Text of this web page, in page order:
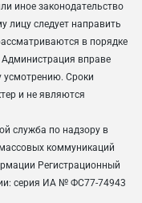
иное законодательство
лицу следует направить
в порядке
вправе
усмотрению. Сроки
и не являются
служба по надзору в
коммуникаций
Регистрационный
серия ИА № ФС77-74943